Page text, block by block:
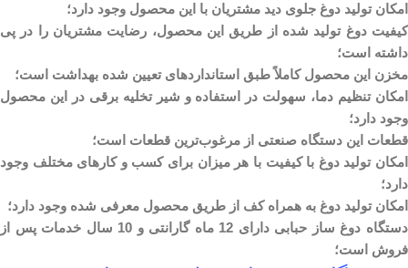
امکان تولید دوغ جلوی دید مشتریان با این محصول وجود دارد؛
کیفیت دوغ تولید شده از طریق این محصول، رضایت مشتریان را در پی
داشته است؛
مخزن این محصول کاملاً طبق استانداردهای تعیین شده بهداشت است؛
امکان تنظیم دما، سهولت در استفاده و شیر تخلیه برقی در این محصول
وجود دارد؛
قطعات این دستگاه صنعتی از مرغوب‌ترین قطعات است؛
امکان تولید دوغ با کیفیت با هر میزان برای کسب و کارهای مختلف وجود
دارد؛
امکان تولید دوغ به همراه کف از طریق محصول معرفی شده وجود دارد؛
دستگاه دوغ ساز حبابی دارای 12 ماه گارانتی و 10 سال خدمات پس از
فروش است؛